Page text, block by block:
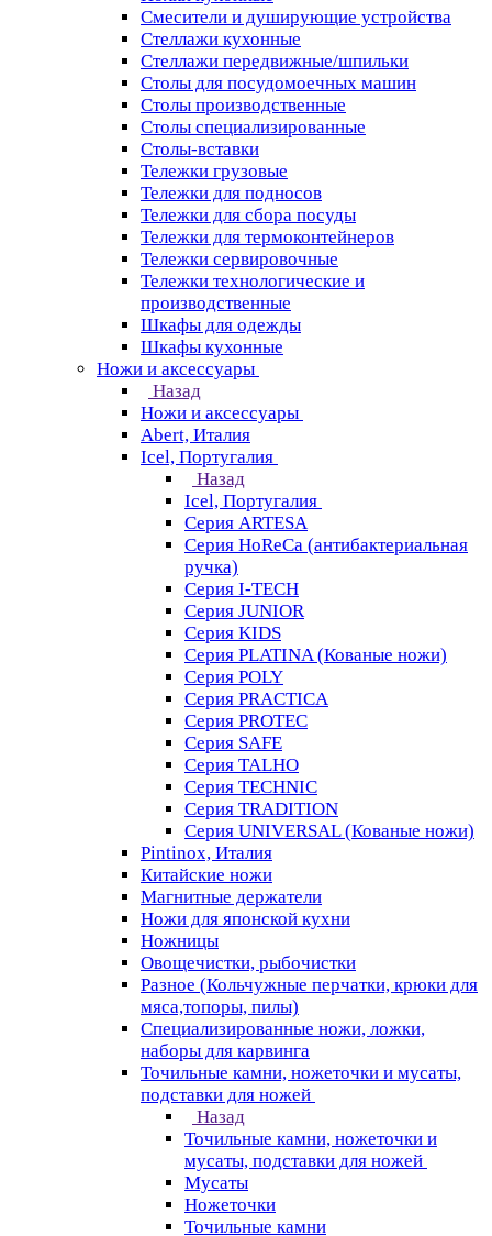
Смесители и душирующие устройства
Стеллажи кухонные
Стеллажи передвижные/шпильки
Столы для посудомоечных машин
Столы производственные
Столы специализированные
Столы-вставки
Тележки грузовые
Тележки для подносов
Тележки для сбора посуды
Тележки для термоконтейнеров
Тележки сервировочные
Тележки технологические и
производственные
Шкафы для одежды
Шкафы кухонные
Ножи и аксессуары
Назад
Ножи и аксессуары
Abert, Италия
Icel, Португалия
Назад
Icel, Португалия
Серия ARTESA
Серия HoReCa (антибактериальная
ручка)
Серия I-TECH
Серия JUNIOR
Серия KIDS
Серия PLATINA (Кованые ножи)
Серия POLY
Серия PRACTICA
Серия PROTEC
Серия SAFE
Серия TALHO
Серия TECHNIC
Серия TRADITION
Серия UNIVERSAL (Кованые ножи)
Pintinox, Италия
Китайские ножи
Магнитные держатели
Ножи для японской кухни
Ножницы
Овощечистки, рыбочистки
Разное (Кольчужные перчатки, крюки для
мяса,топоры, пилы)
Специализированные ножи, ложки,
наборы для карвинга
Точильные камни, ножеточки и мусаты,
подставки для ножей
Назад
Точильные камни, ножеточки и
мусаты, подставки для ножей
Мусаты
Ножеточки
Точильные камни